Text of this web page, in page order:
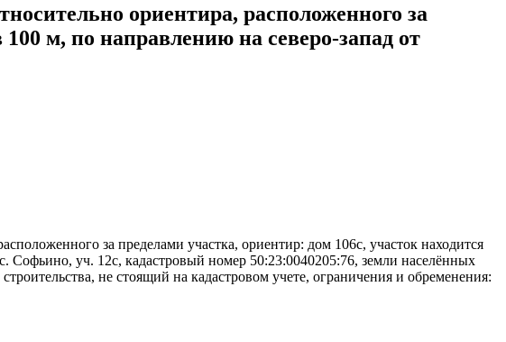
ориентира, расположенного за
м, по направлению на северо-запад от
за пределами участка, ориентир: дом 106с, участок находится
Софьино, уч. 12с, кадастровый номер 50:23:0040205:76, земли населённых
не стоящий на кадастровом учете, ограничения и обременения: